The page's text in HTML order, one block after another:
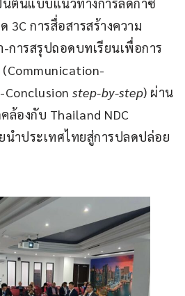
3C การสื่อสารสร้างความ
-การสรุปถอดบทเรียนเพื่อการ
step-by-step) ผ่าน
องกับ Thailand NDC
นำประเทศไทยสู่การปลดปล่อย